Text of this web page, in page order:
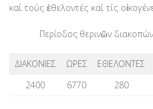
καί τούς ἐθελοντές καί τίς
Περίοδος θερινῶν
ΔΙΑΚΟΝΙΕΣ ΩΡΕΣ ΕΘΕΛΟΝΤΕΣ
2400
6770 280